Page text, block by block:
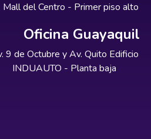
Mall del Centro - Primer piso alto
Oficina Guayaquil
9 de Octubre y Av. Quito Edificio
INDUAUTO - Planta baja